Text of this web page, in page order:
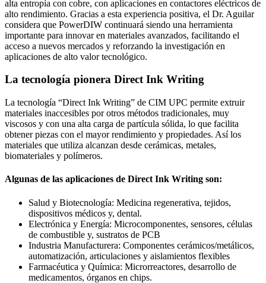
alta entropía con cobre, con aplicaciones en contactores eléctricos de
alto rendimiento. Gracias a esta experiencia positiva, el Dr. Aguilar
considera que PowerDIW continuará siendo una herramienta
importante para innovar en materiales avanzados, facilitando el
acceso a nuevos mercados y reforzando la investigación en
aplicaciones de alto valor tecnológico.
La tecnología pionera Direct Ink Writing
La tecnología “Direct Ink Writing” de CIM UPC permite extruir
materiales inaccesibles por otros métodos tradicionales, muy
viscosos y con una alta carga de partícula sólida, lo que facilita
obtener piezas con el mayor rendimiento y propiedades. Así los
materiales que utiliza alcanzan desde cerámicas, metales,
biomateriales y polímeros.
Algunas de las aplicaciones de Direct Ink Writing son:
Salud y Biotecnología: Medicina regenerativa, tejidos,
dispositivos médicos y, dental.
Electrónica y Energía: Microcomponentes, sensores, células
de combustible y, sustratos de PCB
Industria Manufacturera: Componentes cerámicos/metálicos,
automatización, articulaciones y aislamientos flexibles
Farmacéutica y Química: Microrreactores, desarrollo de
medicamentos, órganos en chips.